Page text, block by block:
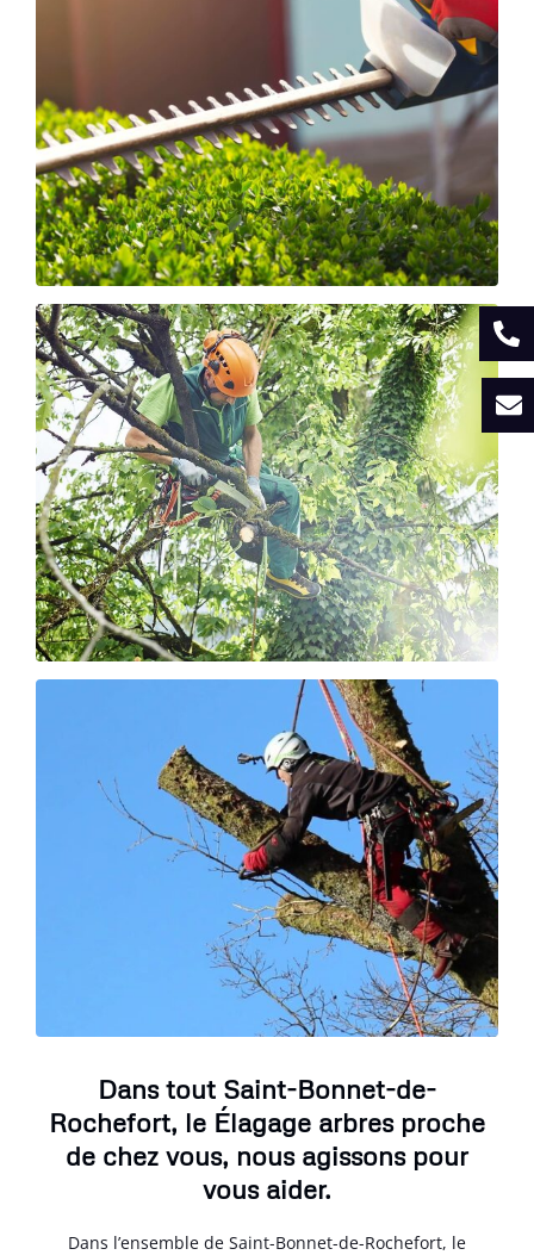
Dans tout Saint-Bonnet-de-
Rochefort, le Élagage arbres proche
de chez vous, nous agissons pour
vous aider.
Dans l’ensemble de Saint-Bonnet-de-Rochefort, le